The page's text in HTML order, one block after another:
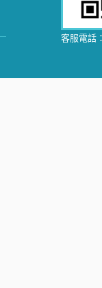
客服電話：